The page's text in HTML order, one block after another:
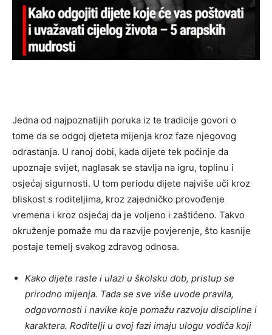
Jedna od najpoznatijih poruka iz te tradicije govori o
tome da se odgoj djeteta mijenja kroz faze njegovog
odrastanja. U ranoj dobi, kada dijete tek počinje da
upoznaje svijet, naglasak se stavlja na igru, toplinu i
osjećaj sigurnosti. U tom periodu dijete najviše uči kroz
bliskost s roditeljima, kroz zajedničko provođenje
vremena i kroz osjećaj da je voljeno i zaštićeno. Takvo
okruženje pomaže mu da razvije povjerenje, što kasnije
postaje temelj svakog zdravog odnosa.
Kako dijete raste i ulazi u školsku dob, pristup se
prirodno mijenja. Tada se sve više uvode pravila,
odgovornosti i navike koje pomažu razvoju discipline i
karaktera. Roditelji u ovoj fazi imaju ulogu vodiča koji